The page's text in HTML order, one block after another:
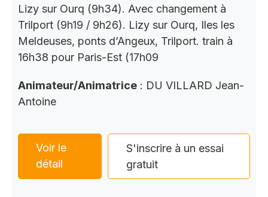
Lizy sur Ourq (9h34). Avec changement à
Trilport (9h19 / 9h26). Lizy sur Ourq, Iles les
Meldeuses, ponts d’Angeux, Trilport. train à
16h38 pour Paris-Est (17h09
Animateur/Animatrice : DU VILLARD Jean-
Antoine
Voir le
détail
S'inscrire à un essai
gratuit